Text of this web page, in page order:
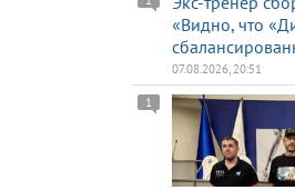
«Видно, что
07.08.2026, 20:51
1